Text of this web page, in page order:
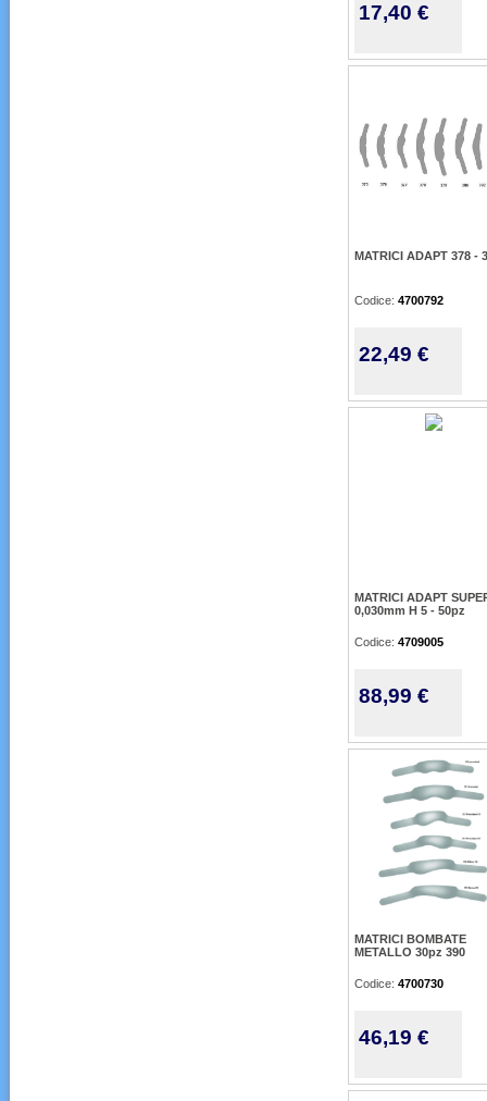
17,40 €
MATRICI ADAPT 378 -
Codice: 4700792
22,49 €
MATRICI ADAPT
0,030mm H 5 - 50pz
Codice: 4709005
88,99 €
MATRICI BOMBATE
METALLO 30pz 390
Codice: 4700730
46,19 €